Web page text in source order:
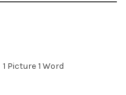
1 Picture 1 Word